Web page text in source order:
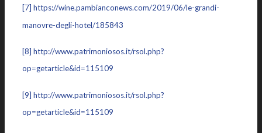
[7] https://wine.pambianconews.com/2019/06/le-grandi-
manovre-degli-hotel/185843
[8] http://www.patrimoniosos.it/rsol.php?
op=getarticle&id=115109
[9] http://www.patrimoniosos.it/rsol.php?
op=getarticle&id=115109